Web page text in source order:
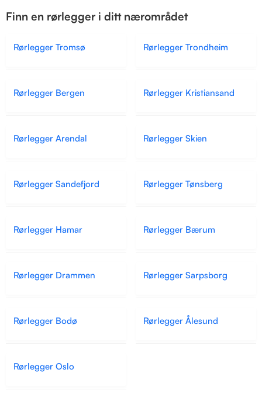
Finn en rørlegger i ditt nærområdet
Rørlegger Tromsø Rørlegger Trondheim
Rørlegger Bergen Rørlegger Kristiansand
Rørlegger Arendal Rørlegger Skien
Rørlegger Sandefjord Rørlegger Tønsberg
Rørlegger Hamar Rørlegger Bærum
Rørlegger Drammen Rørlegger Sarpsborg
Rørlegger Bodø Rørlegger Ålesund
Rørlegger Oslo